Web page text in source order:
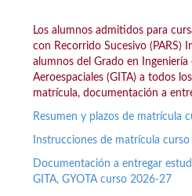
Los alumnos admitidos para
con Recorrido Sucesivo (PARS)
alumnos del Grado en Ingeniería
Aeroespaciales (GITA) a todos
matrícula, documentación a
Resumen y plazos de matrícula
Instrucciones de matrícula
Documentación a entregar
GITA, GYOTA curso 2026-27